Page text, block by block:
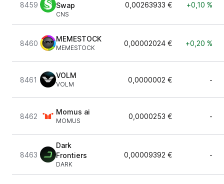
8459
Swap
CNS
0,00263933 € +0,10 %
8460
MEMESTOCK
MEMESTOCK
0,00002024 € +0,20 %
8461
VOLM
VOLM
0,0000002 € -
8462
Momus ai
MOMUS
0,0000253 € -
8463
Dark
Frontiers
DARK
0,00009392 € -